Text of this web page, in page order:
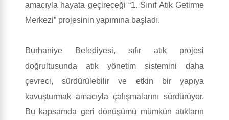
amacıyla hayata geçireceği “1. Sınıf Atık Getirme
Merkezi” projesinin yapımına başladı.
Burhaniye Belediyesi, sıfır atık projesi
doğrultusunda atık yönetim sistemini daha
çevreci, sürdürülebilir ve etkin bir yapıya
kavuşturmak amacıyla çalışmalarını sürdürüyor.
Bu kapsamda geri dönüşümü mümkün atıkların